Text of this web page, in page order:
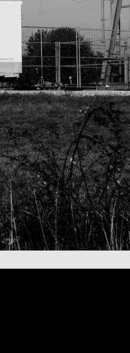
dem Ansatz,
und wie bisher
ins Leben
Design
Claim „well
als
Tun des
bewusst
klarer Kontrast
Entwicklung
in der
Schriftzug
und